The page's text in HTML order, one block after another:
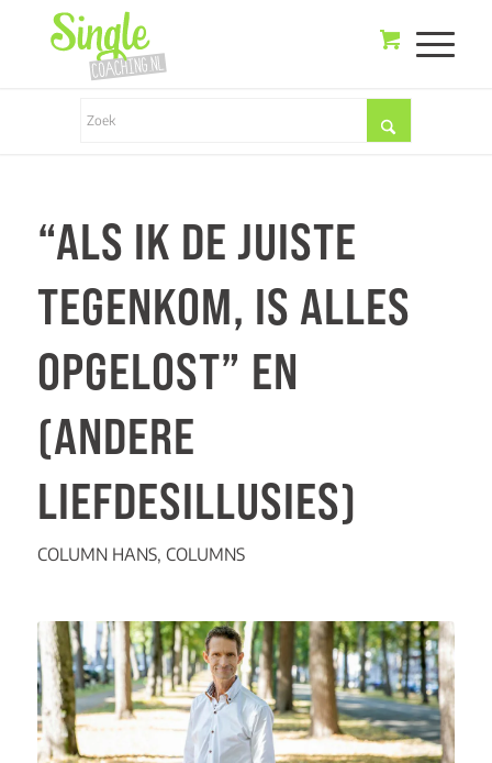
“ALS IK DE JUISTE
TEGENKOM, IS ALLES
OPGELOST” EN
(ANDERE
LIEFDESILLUSIES)
COLUMN HANS, COLUMNS